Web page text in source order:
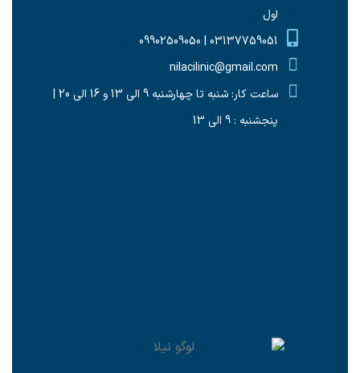
اول
03137759051 | 09902509050
nilacilinic@gmail.com
ساعت کار: شنبه تا چهارشنبه 9 الی 13 و 16 الی 20 |
پنجشنبه : 9 الی 13